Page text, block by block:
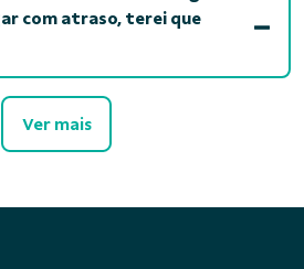
com atraso, terei que
Ver mais